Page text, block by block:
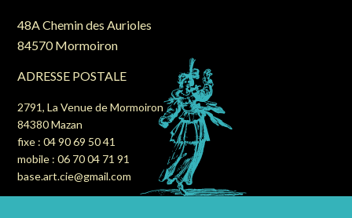
48A Chemin des Aurioles
84570 Mormoiron
ADRESSE POSTALE
2791, La Venue de Mormoiron
84380 Mazan
fixe : 04 90 69 50 41
mobile : 06 70 04 71 91
base.art.cie@gmail.com